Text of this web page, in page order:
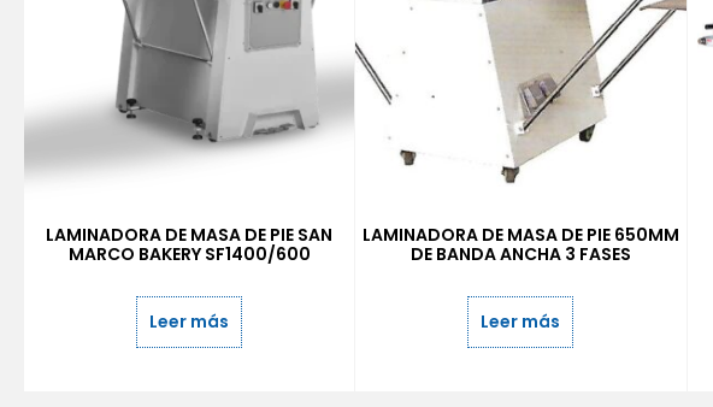
LAMINADORA DE MASA DE PIE SAN
MARCO BAKERY SF1400/600
Leer más
LAMINADORA DE MASA DE PIE 650MM
DE BANDA ANCHA 3 FASES
Leer más